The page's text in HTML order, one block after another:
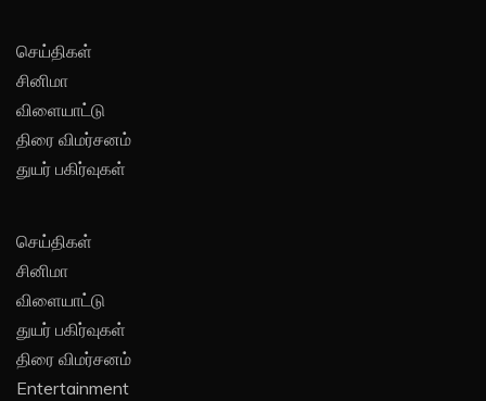
செய்திகள்
சினிமா
விளையாட்டு
திரை விமர்சனம்
துயர் பகிர்வுகள்
செய்திகள்
சினிமா
விளையாட்டு
துயர் பகிர்வுகள்
திரை விமர்சனம்
Entertainment